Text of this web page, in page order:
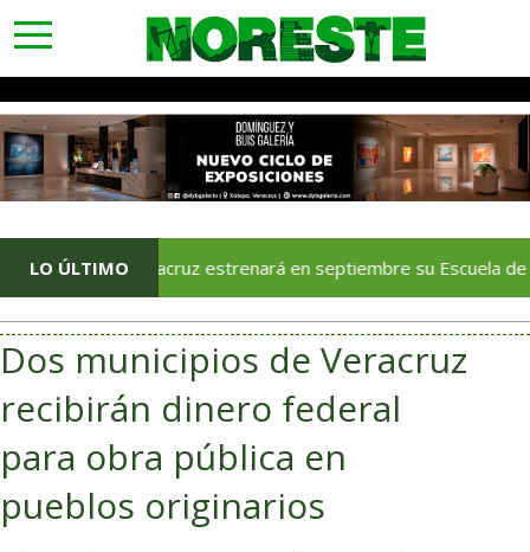
toggle
navigation
LO ÚLTIMO
Veracruz estrenará en septiembre su Escuela de
Dos municipios de Veracruz
recibirán dinero federal
para obra pública en
pueblos originarios